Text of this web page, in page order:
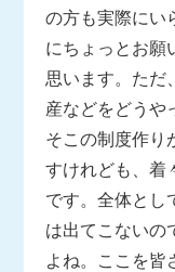
の方も実際にい
にちょっとお願
思います。ただ
産などをどうや
そこの制度作り
すけれども、着
です。全体とし
は出てこないの
よね。ここを皆